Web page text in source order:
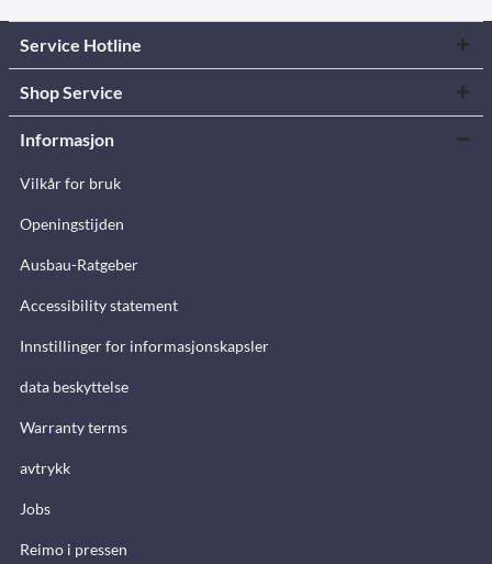
Service Hotline
Shop Service
Informasjon
Vilkår for bruk
Openingstijden
Ausbau-Ratgeber
Accessibility statement
Innstillinger for informasjonskapsler
data beskyttelse
Warranty terms
avtrykk
Jobs
Reimo i pressen